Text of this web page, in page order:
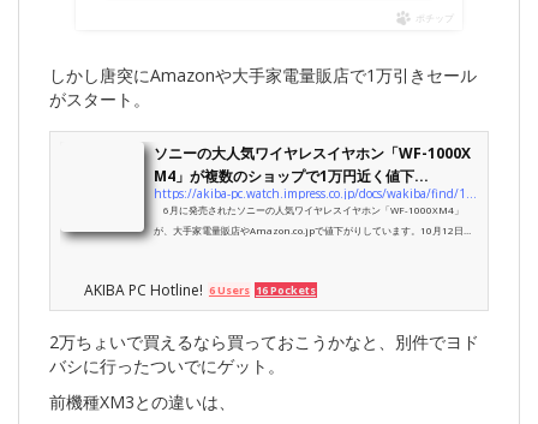
ポチップ
しかし唐突にAmazonや大手家電量販店で1万引きセール
がスタート。
ソニーの大人気ワイヤレスイヤホン「WF-1000X
M4」が複数のショップで1万円近く値下...
https://akiba-pc.watch.impress.co.jp/docs/wakiba/find/1357994.html
6月に発売されたソニーの人気ワイヤレスイヤホン「WF-1000XM4」
が、大手家電量販店やAmazon.co.jpで値下がりしています。10月12日
AKIBA PC Hotline! 6 Users 16 Pockets
2万ちょいで買えるなら買っておこうかなと、別件でヨド
バシに行ったついでにゲット。
前機種XM3との違いは、